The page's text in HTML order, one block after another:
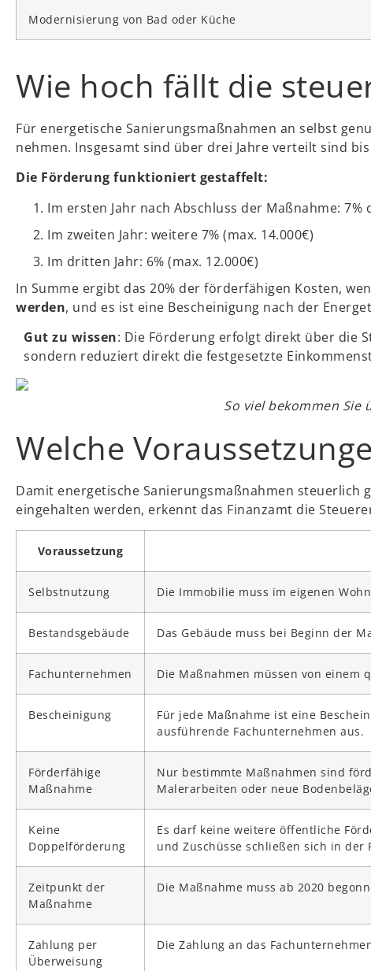
Modernisierung von Bad oder Küche
Wie hoch fällt die
Für energetische Sanierungsmaßnahmen an selbst
nehmen. Insgesamt sind über drei Jahre verteilt sind
Die Förderung funktioniert gestaffelt:
Im ersten Jahr nach Abschluss der Maßnahme: 7%
Im zweiten Jahr: weitere 7% (max. 14.000€)
Im dritten Jahr: 6% (max. 12.000€)
In Summe ergibt das 20% der förderfähigen Kosten,
werden, und es ist eine Bescheinigung nach der
Gut zu wissen: Die Förderung erfolgt direkt über die
sondern reduziert direkt die festgesetzte
So viel bekommen Sie
Welche
Damit energetische Sanierungsmaßnahmen
eingehalten werden, erkennt das Finanzamt die
Voraussetzung
Selbstnutzung Die Immobilie muss im eigenen
Bestandsgebäude Das Gebäude muss bei Beginn der
Fachunternehmen Die Maßnahmen müssen von
Bescheinigung
Für jede Maßnahme ist eine
ausführende Fachunternehmen aus.
Förderfähige
Maßnahme
Nur bestimmte Maßnahmen sind
Malerarbeiten oder neue
Keine
Doppelförderung
Es darf keine weitere öffentliche
und Zuschüsse schließen sich in der
Zeitpunkt der
Maßnahme
Die Maßnahme muss ab 2020
Zahlung per
Überweisung
Die Zahlung an das